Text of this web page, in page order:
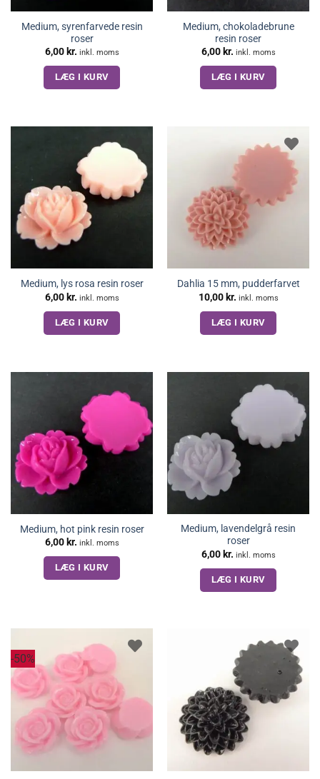
Medium, syrenfarvede resin
roser
6,00 kr. inkl. moms
LÆG I KURV
Medium, chokoladebrune
resin roser
6,00 kr. inkl. moms
LÆG I KURV
Medium, lys rosa resin roser
6,00kr. inkl. moms
LÆG I KURV
Dahlia 15 mm, pudderfarvet
10,00kr. inkl. moms
LÆG I KURV
Medium, hot pink resin roser
6,00 kr. inkl. moms
LÆG I KURV
Medium, lavendelgrå resin
roser
6,00kr. inkl. moms
LÆG I KURV
-50%